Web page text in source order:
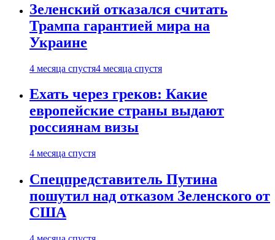
Зеленский отказался считать
Трампа гарантией мира на
Украине
4 месяца спустя4 месяца спустя
Ехать через греков: Какие
европейские страны выдают
россиянам визы
4 месяца спустя
Спецпредставитель Путина
пошутил над отказом Зеленского от
США